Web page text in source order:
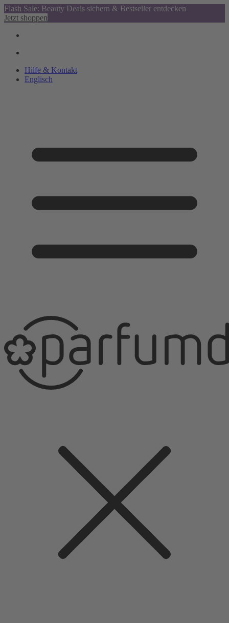
Flash Sale: Beauty Deals sichern & Bestseller entdecken
Jetzt shoppen
Hilfe & Kontakt
Englisch